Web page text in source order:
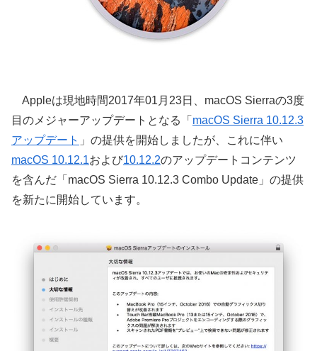
Appleは現地時間2017年01月23日、macOS Sierraの3度
目のメジャーアップデートとなる「 macOS Sierra 10.12.3
アップデート 」の提供を開始しましたが、これに伴い
macOS 10.12.1および10.12.2のアップデートコンテンツ
を含んだ「macOS Sierra 10.12.3 Combo Update」の提供
を新たに開始しています。